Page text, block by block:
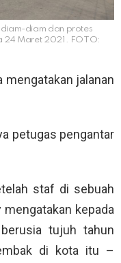
diam-diam dan protes
24 Maret 2021. FOTO:
mengatakan jalanan
petugas pengantar
staf di sebuah
mengatakan kepada
tujuh tahun
di kota itu –